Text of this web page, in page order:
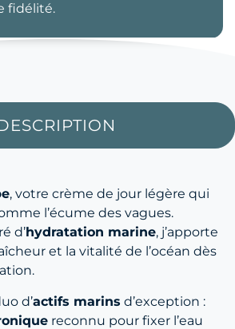
fidélité.
, votre crème de jour légère qui
l’écume des vagues.
d’hydratation marine, j’apporte
et la vitalité de l’océan dès
d’actifs marins d’exception :
reconnu pour fixer l’eau